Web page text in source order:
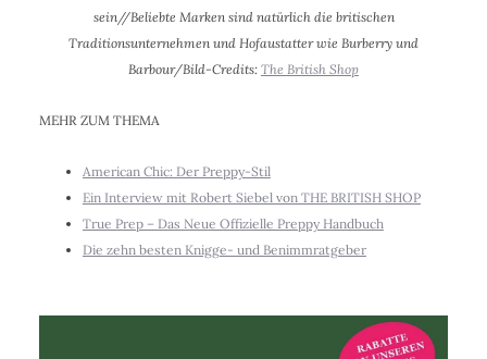
sein//Beliebte Marken sind natürlich die britischen
Traditionsunternehmen und Hofaustatter wie Burberry und
Barbour/Bild-Credits: The British Shop
MEHR ZUM THEMA
American Chic: Der Preppy-Stil
Ein Interview mit Robert Siebel von THE BRITISH SHOP
True Prep – Das Neue Offizielle Preppy Handbuch
Die zehn besten Knigge- und Benimmratgeber